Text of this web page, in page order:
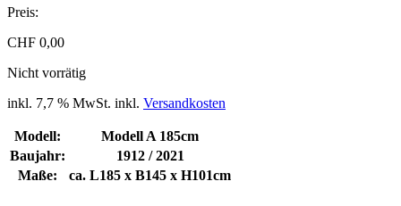
Preis:
CHF 0,00
Nicht vorrätig
inkl. 7,7 % MwSt. inkl. Versandkosten
Modell:
Modell A 185cm
Baujahr:
1912 / 2021
Maße:
ca. L185 x B145 x H101cm